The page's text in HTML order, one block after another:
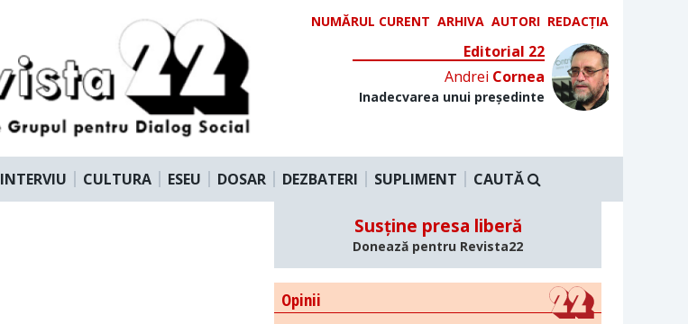
NUMĂRUL CURENT ARHIVA AUTORI REDACȚIA
Editorial 22
Andrei Cornea
Inadecvarea unui președinte
INTERVIU CULTURA ESEU DOSAR DEZBATERI SUPLIMENT CAUTĂ
Susține presa liberă
Donează pentru Revista22
Opinii